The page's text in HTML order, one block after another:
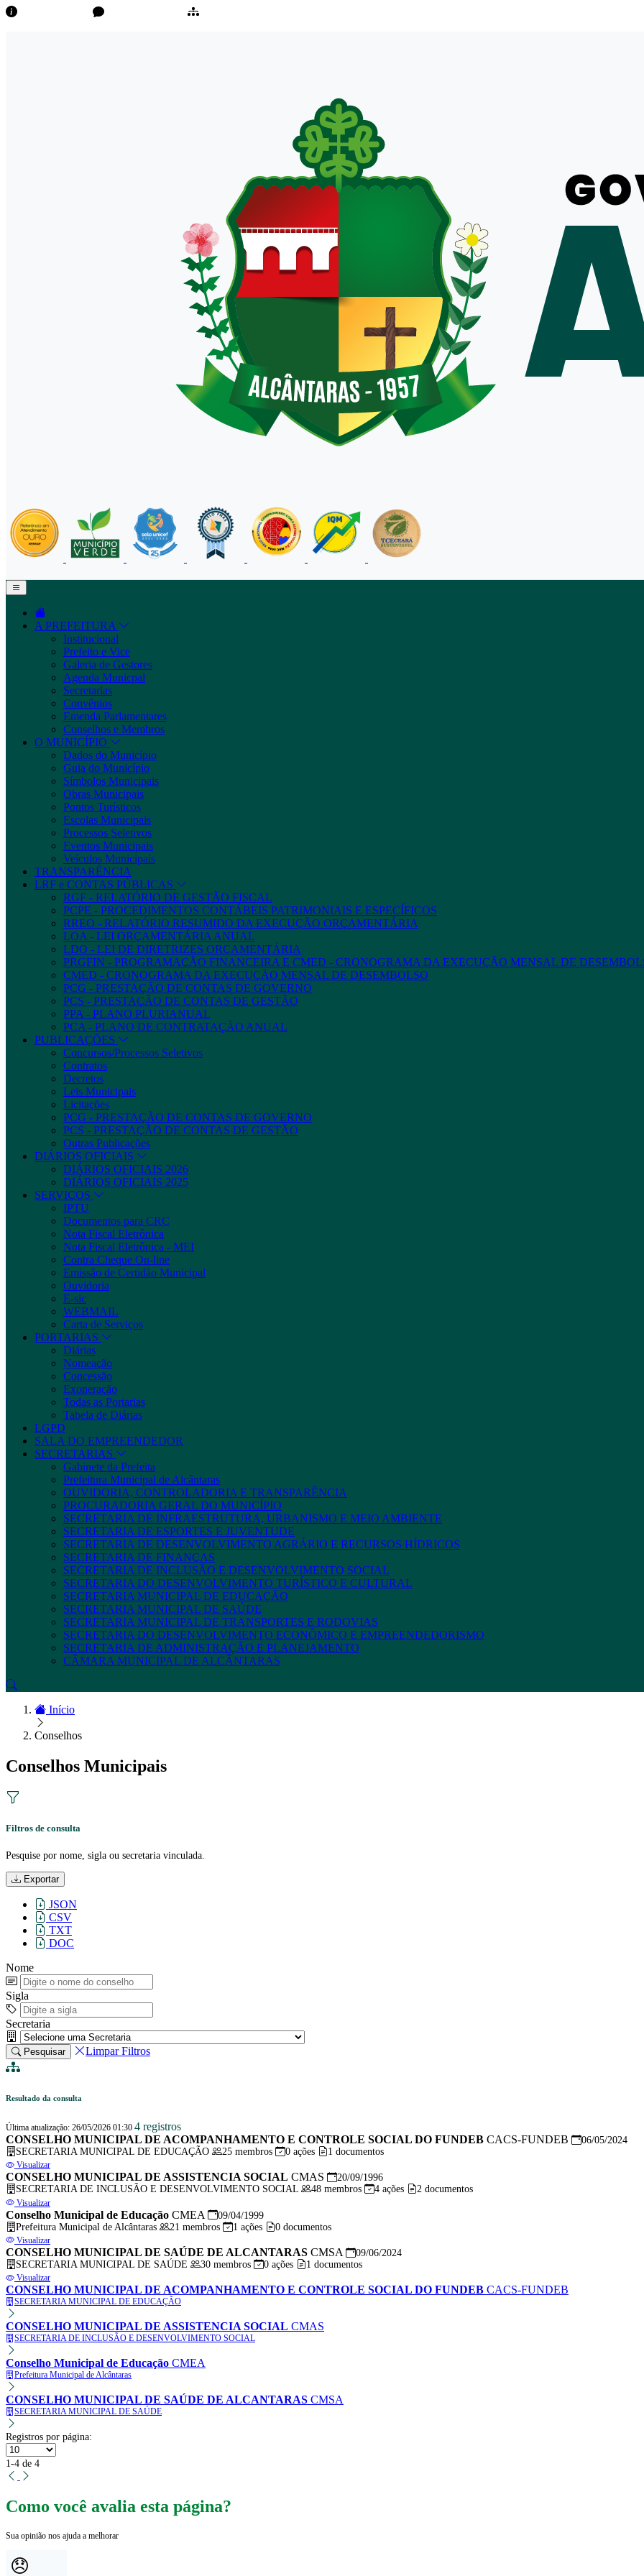
A PREFEITURA
Institucional
Prefeito e Vice
Galeria de Gestores
Agenda Municpal
Secretarias
Convênios
Emenda Parlamentares
Conselhos e Membros
O MUNICÍPIO
Dados do Município
Guia do Município
Símbolos Municipais
Obras Municipais
Pontos Turísticos
Escolas Municipais
Processos Seletivos
Eventos Municipais
Veículos Municipais
TRANSPARÊNCIA
LRF e CONTAS PÚBLICAS
RGF - RELATÓRIO DE GESTÃO FISCAL
PCPE - PROCEDIMENTOS CONTÁBEIS PATRIMONIAIS E ESPECÍFICOS
RREO - RELATÓRIO RESUMIDO DA EXECUÇÃO ORÇAMENTÁRIA
LOA - LEI ORÇAMENTÁRIA ANUAL
LDO - LEI DE DIRETRIZES ORÇAMENTÁRIA
PRGFIN - PROGRAMAÇÃO FINANCEIRA E CMED - CRONOGRAMA DA EXECUÇÃO MENSAL DE
CMED - CRONOGRAMA DA EXECUÇÃO MENSAL DE DESEMBOLSO
PCG - PRESTAÇÃO DE CONTAS DE GOVERNO
PCS - PRESTAÇÃO DE CONTAS DE GESTÃO
PPA - PLANO PLURIANUAL
PCA - PLANO DE CONTRATAÇÃO ANUAL
PUBLICAÇÕES
Concursos/Processos Seletivos
Contratos
Decretos
Leis Municipais
Licitações
PCG - PRESTAÇÃO DE CONTAS DE GOVERNO
PCS - PRESTAÇÃO DE CONTAS DE GESTÃO
Outras Publicações
DIÁRIOS OFICIAIS
DIÁRIOS OFICIAIS 2026
DIÁRIOS OFICIAIS 2025
SERVIÇOS
IPTU
Documentos para CRC
Nota Fiscal Eletrônica
Nota Fiscal Eletrônica - MEI
Contra Cheque On-line
Emissão de Certidão Municipal
Ouvidoria
E-sic
WEBMAIL
Carta de Serviços
PORTARIAS
Diárias
Nomeação
Concessão
Exoneração
Todas as Portarias
Tabela de Diárias
LGPD
SALA DO EMPREENDEDOR
SECRETARIAS
Gabinete da Prefeita
Prefeitura Municipal de Alcântaras
OUVIDORIA, CONTROLADORIA E TRANSPARÊNCIA
PROCURADORIA GERAL DO MUNICÍPIO
SECRETARIA DE INFRAESTRUTURA, URBANISMO E MEIO AMBIENTE
SECRETARIA DE ESPORTES E JUVENTUDE
SECRETARIA DE DESENVOLVIMENTO AGRÁRIO E RECURSOS HÍDRICOS
SECRETARIA DE FINANÇAS
SECRETARIA DE INCLUSÃO E DESENVOLVIMENTO SOCIAL
SECRETARIA DO DESENVOLVIMENTO TURÍSTICO E CULTURAL
SECRETARIA MUNICIPAL DE EDUCAÇÃO
SECRETARIA MUNICIPAL DE SAÚDE
SECRETARIA MUNICIPAL DE TRANSPORTES E RODOVIAS
SECRETARIA DO DESENVOLVIMENTO ECONÔMICO E EMPREENDEDORISMO
SECRETARIA DE ADMINISTRAÇÃO E PLANEJAMENTO
CÂMARA MUNICIPAL DE ALCÂNTARAS
Início
Conselhos
Conselhos Municipais
Filtros de consulta
Pesquise por nome, sigla ou secretaria vinculada.
Exportar
JSON
CSV
TXT
DOC
Nome
Sigla
Secretaria
Pesquisar Limpar Filtros
Resultado da consulta
Última atualização: 26/05/2026 01:30 4 registros
CONSELHO MUNICIPAL DE ACOMPANHAMENTO E CONTROLE SOCIAL DO FUNDEB CACS-FUNDEB
06/05/2024
SECRETARIA MUNICIPAL DE EDUCAÇÃO
25 membros 0 ações 1 documentos
Visualizar
CONSELHO MUNICIPAL DE ASSISTENCIA SOCIAL CMAS
20/09/1996
SECRETARIA DE INCLUSÃO E DESENVOLVIMENTO SOCIAL
48 membros 4 ações 2 documentos
Visualizar
Conselho Municipal de Educação CMEA
09/04/1999
Prefeitura Municipal de Alcântaras
21 membros 1 ações 0 documentos
Visualizar
CONSELHO MUNICIPAL DE SAÚDE DE ALCANTARAS CMSA
09/06/2024
SECRETARIA MUNICIPAL DE SAÚDE
30 membros 0 ações 1 documentos
Visualizar
CONSELHO MUNICIPAL DE ACOMPANHAMENTO E CONTROLE SOCIAL DO FUNDEB CACS-FUNDEB
SECRETARIA MUNICIPAL DE EDUCAÇÃO
CONSELHO MUNICIPAL DE ASSISTENCIA SOCIAL CMAS
SECRETARIA DE INCLUSÃO E DESENVOLVIMENTO SOCIAL
Conselho Municipal de Educação CMEA
Prefeitura Municipal de Alcântaras
CONSELHO MUNICIPAL DE SAÚDE DE ALCANTARAS CMSA
SECRETARIA MUNICIPAL DE SAÚDE
Registros por página:
1-4 de 4
Como você avalia esta página?
Sua opinião nos ajuda a melhorar
😞